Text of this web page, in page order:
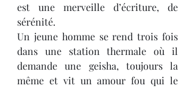
est une merveille d’écriture, de
sérénité.
Un jeune homme se rend trois fois
dans une station thermale où il
demande une geisha, toujours la
même et vit un amour fou qui le